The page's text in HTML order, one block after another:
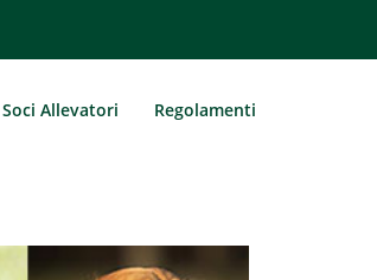
Soci Allevatori Regolamenti